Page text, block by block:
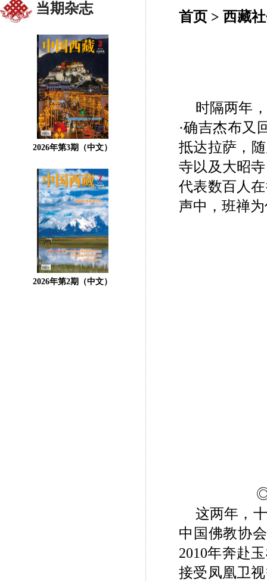
当期杂志
2026年第3期（中文）
2026年第2期（中文）
首页 > 西藏
时隔两年
·确吉杰布又
抵达拉萨，
寺以及大昭
代表数百人
声中，班禅
这两年，
中国佛教协
2010年奔赴
接受凤凰卫